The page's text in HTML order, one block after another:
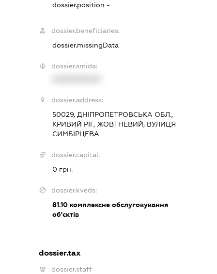
dossier.position -
dossier.beneficiaries:
dossier.missingData
dossier.smida:
dossier.address:
50029, ДНІПРОПЕТРОВСЬКА ОБЛ.,
КРИВИЙ РІГ, ЖОВТНЕВИЙ, ВУЛИЦЯ
СИМБІРЦЕВА
dossier.capital:
0 грн.
dossier.kveds:
81.10комплексне обслуговування
об'єктів
dossier.tax
dossier.staff